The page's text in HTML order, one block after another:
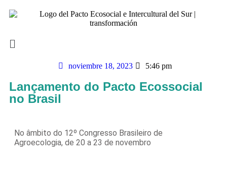
noviembre 18, 2023 5:46 pm
Lançamento do Pacto Ecossocial
no Brasil
No âmbito do 12º Congresso Brasileiro de
Agroecologia, de 20 a 23 de novembro